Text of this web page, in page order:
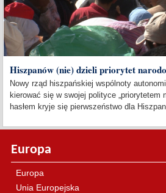
Hiszpanów (nie) dzieli priorytet
Nowy rząd hiszpańskiej wspólnoty
kierować się w swojej polityce „priorytetem
hasłem kryje się pierwszeństwo dla
Europa
Europa
Unia Europejska